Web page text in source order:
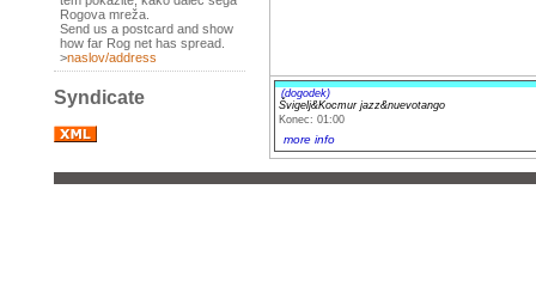
Rogova mreža.
Send us a postcard and show
how far Rog net has spread.
>naslov/address
Syndicate
(dogodek)
Švigelj&Kocmur jazz&nuevotango
Konec: 01:00
more info